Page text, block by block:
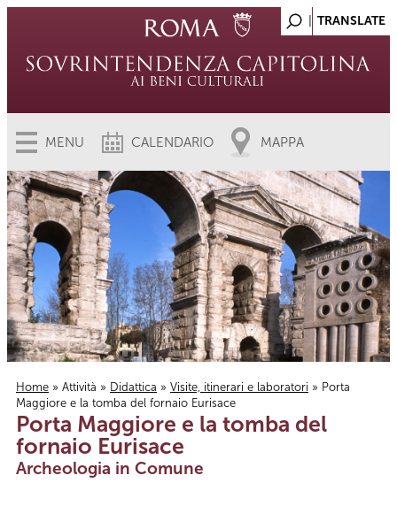
MENU CALENDARIO MAPPA
Tu sei qui
Home » Attività » Didattica » Visite, itinerari e laboratori » Porta
Maggiore e la tomba del fornaio Eurisace
Porta Maggiore e la tomba del
fornaio Eurisace
Archeologia in Comune